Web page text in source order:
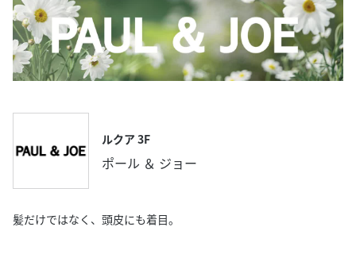
ルクア 3F
ポール ＆ ジョー
髪だけではなく、頭皮にも着目。